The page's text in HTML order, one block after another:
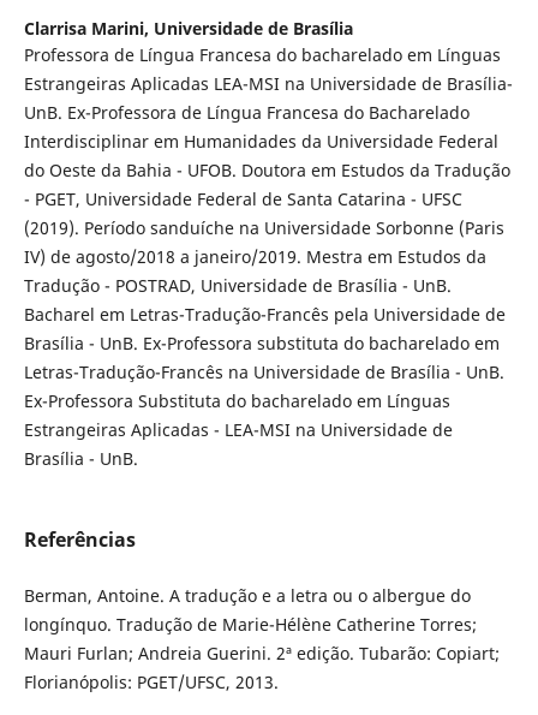
Clarrisa Marini, Universidade de Brasília
Professora de Língua Francesa do bacharelado em Línguas
Estrangeiras Aplicadas LEA-MSI na Universidade de Brasília-
UnB. Ex-Professora de Língua Francesa do Bacharelado
Interdisciplinar em Humanidades da Universidade Federal
do Oeste da Bahia - UFOB. Doutora em Estudos da Tradução
- PGET, Universidade Federal de Santa Catarina - UFSC
(2019). Período sanduíche na Universidade Sorbonne (Paris
IV) de agosto/2018 a janeiro/2019. Mestra em Estudos da
Tradução - POSTRAD, Universidade de Brasília - UnB.
Bacharel em Letras-Tradução-Francês pela Universidade de
Brasília - UnB. Ex-Professora substituta do bacharelado em
Letras-Tradução-Francês na Universidade de Brasília - UnB.
Ex-Professora Substituta do bacharelado em Línguas
Estrangeiras Aplicadas - LEA-MSI na Universidade de
Brasília - UnB.
Referências
Berman, Antoine. A tradução e a letra ou o albergue do
longínquo. Tradução de Marie-Hélène Catherine Torres;
Mauri Furlan; Andreia Guerini. 2ª edição. Tubarão: Copiart;
Florianópolis: PGET/UFSC, 2013.